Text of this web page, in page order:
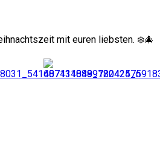
mit euren liebsten. ❄️🎄